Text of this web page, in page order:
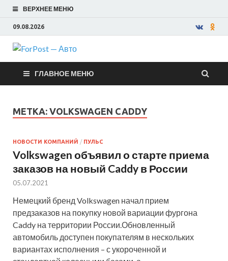
ВЕРХНЕЕ МЕНЮ
09.08.2026
ForPost —
Авто
ГЛАВНОЕ МЕНЮ
МЕТКА: VOLKSWAGEN CADDY
НОВОСТИ КОМПАНИЙ / ПУЛЬС
Volkswagen объявил о старте приема
заказов на новый Caddy в России
05.07.2021
Немецкий бренд Volkswagen начал прием
предзаказов на покупку новой вариации фургона
Caddy на территории России.Обновленный
автомобиль доступен покупателям в нескольких
вариантах исполнения – с укороченной и